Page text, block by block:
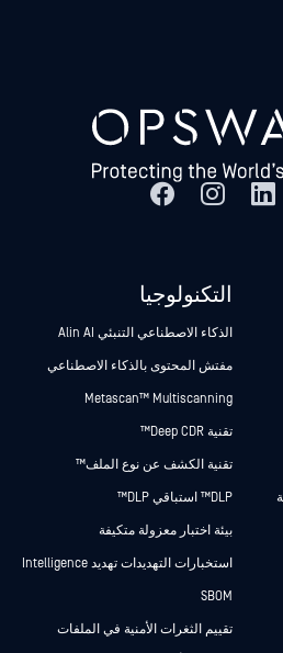
التكنولوجيا
الذكاء الاصطناعي التنبئي Alin AI
مفتش المحتوى بالذكاء الاصطناعي
Metascan™ Multiscanning
تقنية Deep CDR™
تقنية الكشف عن نوع الملف™
DLP™ استباقي DLP™
بيئة اختبار معزولة متكيفة
استخبارات التهديدات تهديد Intelligence
SBOM
تقييم الثغرات الأمنية في الملفات